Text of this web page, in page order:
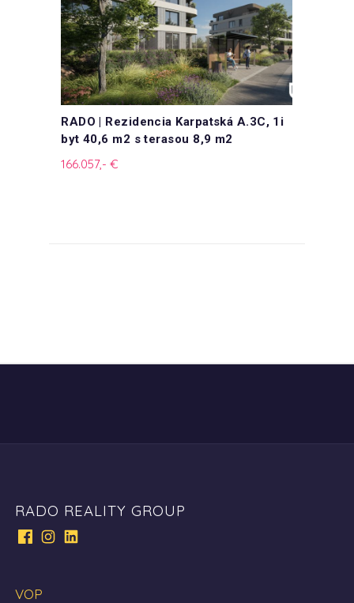
RADO | Rezidencia Karpatská A.3C, 1i
byt 40,6 m2 s terasou 8,9 m2
166.057,- €
RADO REALITY GROUP
VOP